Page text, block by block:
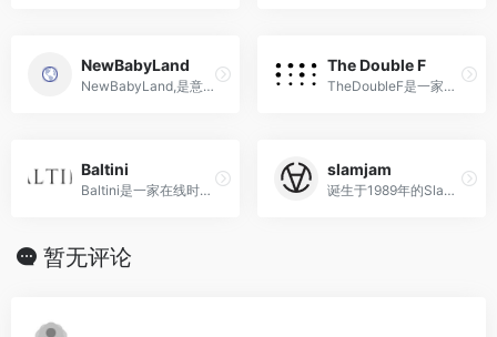
NewBabyLand
NewBabyLand,是意大利的第一家婴幼儿和孕妇用品的在线商店
The Double F
TheDoubleF是一家意大利奢侈品电商平台，涵盖了时装、鞋履、配件、珠宝、手表等多个品类。
Baltini
Baltini是一家在线时尚零售商，他们提供一系列高端时尚品牌的服装、鞋类、饰品等产品。
slamjam
诞生于1989年的Slam Jam，算是欧洲非常早就开始致力于潮流文化的商家，作为欧洲街头文化的先驱者，也因此成为各大品牌抢着联名的潮流商家
暂无评论